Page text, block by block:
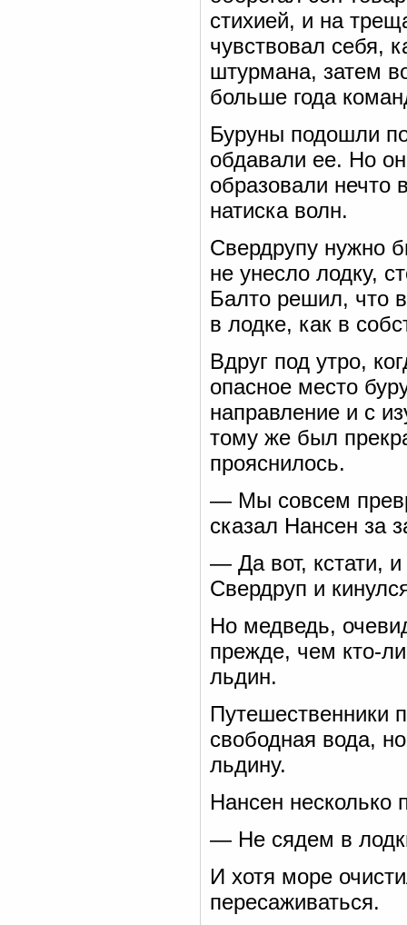
стихией, и на
чувствовал себя,
штурмана, затем
больше года
Буруны подошли
обдавали ее. Но
образовали нечто
натиска волн.
Свердрупу нужно
не унесло лодку,
Балто решил, что
в лодке, как в
Вдруг под утро,
опасное место
направление и с
тому же был
прояснилось.
— Мы совсем
сказал Нансен за
— Да вот, кстати,
Свердруп и
Но медведь,
прежде, чем кто-
льдин.
Путешественники
свободная вода,
льдину.
Нансен несколько
— Не сядем в
И хотя море
пересаживаться.